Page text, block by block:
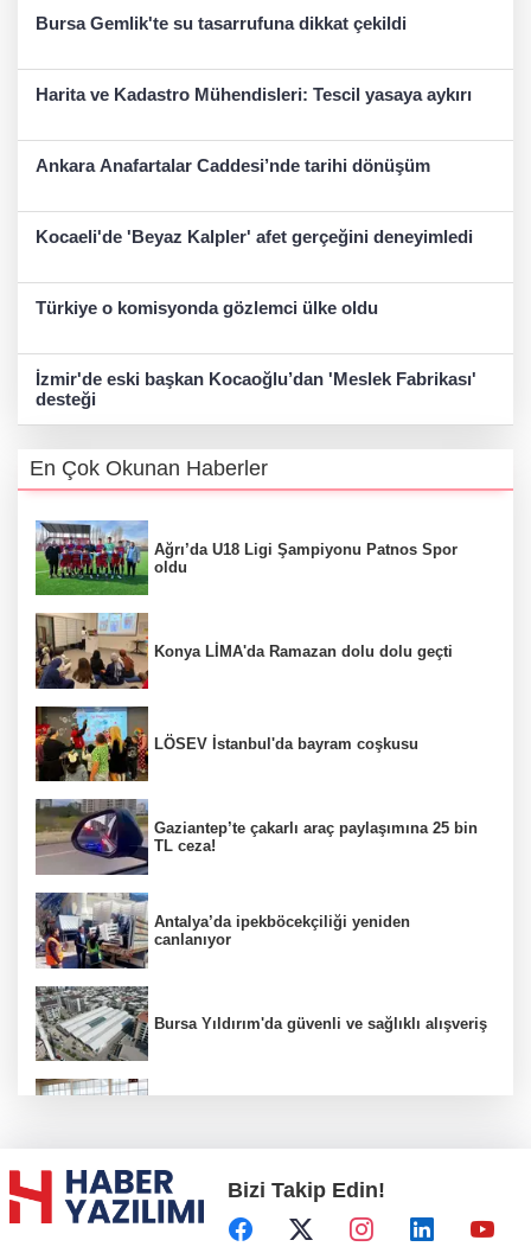
Bursa Gemlik'te su tasarrufuna dikkat çekildi
Harita ve Kadastro Mühendisleri: Tescil yasaya aykırı
Ankara Anafartalar Caddesi’nde tarihi dönüşüm
Kocaeli'de 'Beyaz Kalpler' afet gerçeğini deneyimledi
Türkiye o komisyonda gözlemci ülke oldu
İzmir'de eski başkan Kocaoğlu’dan 'Meslek Fabrikası'
desteği
En Çok Okunan Haberler
Ağrı’da U18 Ligi Şampiyonu Patnos Spor
oldu
Konya LİMA'da Ramazan dolu dolu geçti
LÖSEV İstanbul'da bayram coşkusu
Gaziantep’te çakarlı araç paylaşımına 25 bin
TL ceza!
Antalya’da ipekböcekçiliği yeniden
canlanıyor
Bursa Yıldırım'da güvenli ve sağlıklı alışveriş
Başkent'in göletlerinde temizlik ve bakım
sürüyor
Bizi Takip Edin!